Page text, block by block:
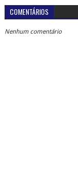
COMENTÁRIOS
Nenhum comentário